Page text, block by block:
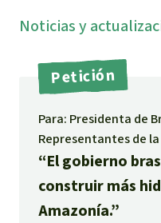
Indonesia
Noti­cias y
Petición
Para: Presidenta de
Representantes de
“El gobierno
construir más
Amazonía.”